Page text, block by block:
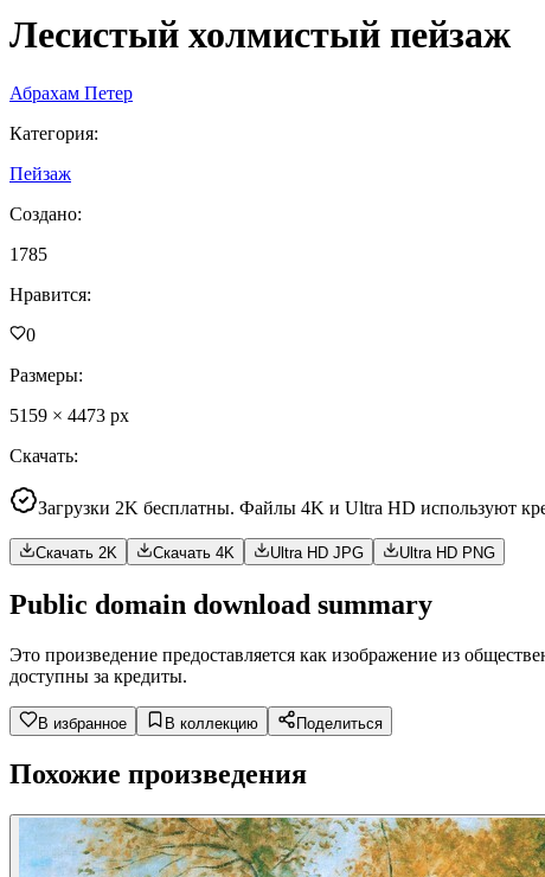
Лесистый холмистый пейзаж
Абрахам Петер
Категория:
Пейзаж
Создано:
1785
Нравится:
0
Размеры:
5159 × 4473 px
Скачать:
Загрузки 2K бесплатны. Файлы 4K и Ultra HD используют
Скачать 2K Скачать 4K Ultra HD JPG Ultra HD PNG
Public domain download summary
Это произведение предоставляется как изображение из
доступны за кредиты.
В избранное В коллекцию Поделиться
Похожие произведения